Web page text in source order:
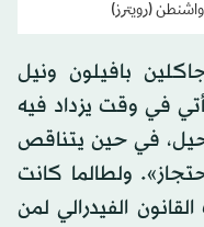
واشنطن (رويترز)
بافيلون ونيل
في وقت يزداد فيه
في حين يتناقص
ولطالما كانت
الفيدرالي لمن